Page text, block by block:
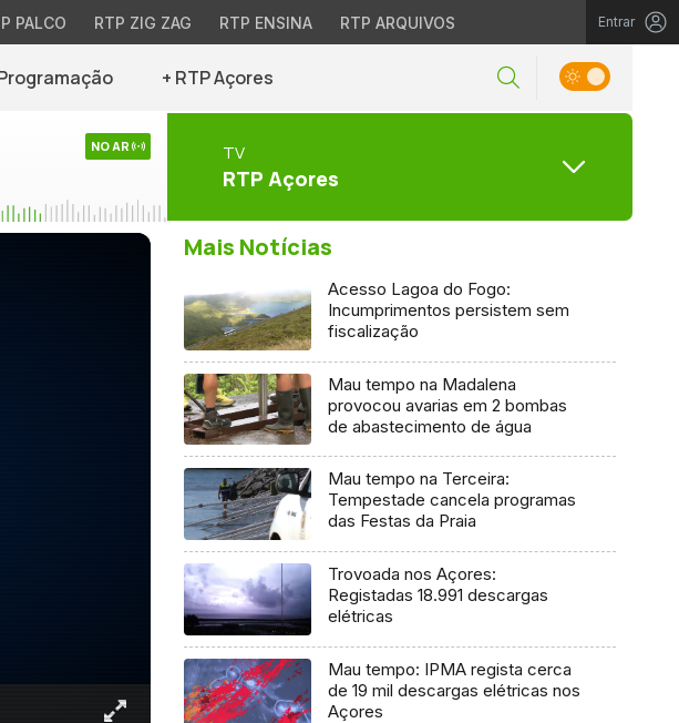
PALCO RTP ZIG ZAG RTP ENSINA RTP ARQUIVOS Entrar
+ RTP Açores
NO AR TV
RTP Açores
Mais Notícias
Acesso Lagoa do Fogo:
Incumprimentos persistem sem
fiscalização
Mau tempo na Madalena
provocou avarias em 2 bombas
de abastecimento de água
Mau tempo na Terceira:
Tempestade cancela programas
das Festas da Praia
Trovoada nos Açores:
Registadas 18.991 descargas
elétricas
Mau tempo: IPMA regista cerca
de 19 mil descargas elétricas nos
Açores